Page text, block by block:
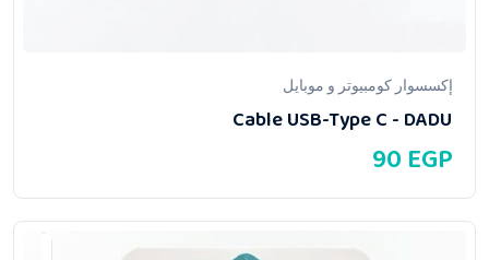
إكسسوار كومبيوتر و موبايل
Cable USB-Type C - DADU
90EGP